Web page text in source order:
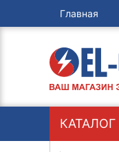
Главная
КАТАЛОГ